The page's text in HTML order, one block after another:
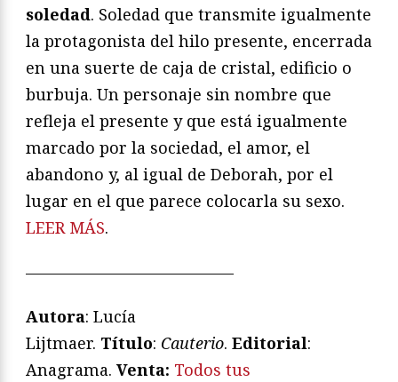
soledad. Soledad que transmite igualmente
la protagonista del hilo presente, encerrada
en una suerte de caja de cristal, edificio o
burbuja. Un personaje sin nombre que
refleja el presente y que está igualmente
marcado por la sociedad, el amor, el
abandono y, al igual de Deborah, por el
lugar en el que parece colocarla su sexo.
LEER MÁS.
—————————————
Autora: Lucía
Lijtmaer. Título: Cauterio. Editorial:
Anagrama. Venta: Todos tus